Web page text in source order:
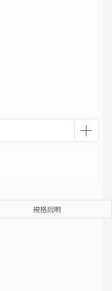
規格說明